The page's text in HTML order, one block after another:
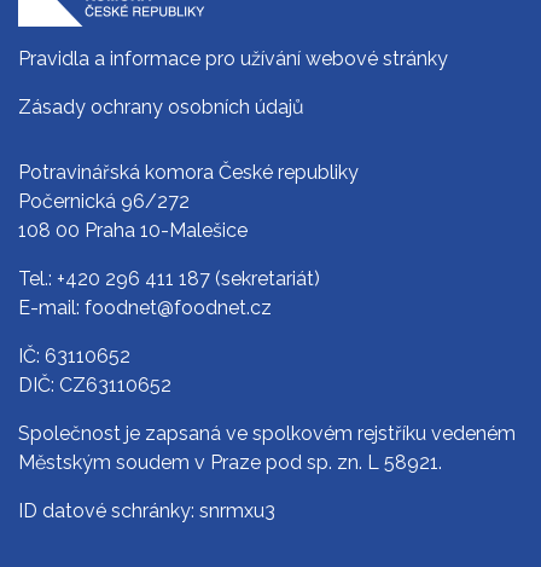
Pravidla a informace pro užívání webové stránky
Zásady ochrany osobních údajů
Potravinářská komora České republiky
Počernická 96/272
108 00 Praha 10-Malešice
Tel.: +420 296 411 187 (sekretariát)
E-mail: foodnet@foodnet.cz
IČ: 63110652
DIČ: CZ63110652
Společnost je zapsaná ve spolkovém rejstříku vedeném
Městským soudem v Praze pod sp. zn. L 58921.
ID datové schránky: snrmxu3